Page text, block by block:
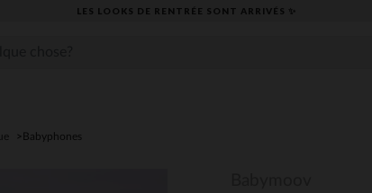
LES LOOKS DE RENTRÉE SONT ARRIVÉS ✨
Babyphones